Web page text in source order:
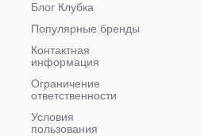
Блог Клубка
Популярные бренды
Контактная
информация
Ограничение
ответственности
Условия
пользования